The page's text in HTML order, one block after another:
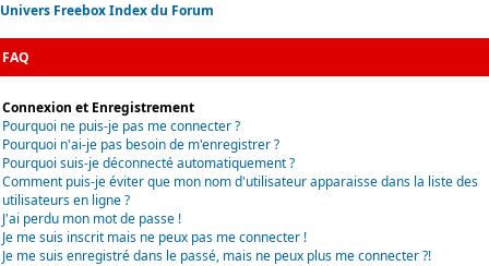
Univers Freebox Index du Forum
FAQ
Connexion et Enregistrement
Pourquoi ne puis-je pas me connecter ?
Pourquoi n'ai-je pas besoin de m'enregistrer ?
Pourquoi suis-je déconnecté automatiquement ?
Comment puis-je éviter que mon nom d'utilisateur apparaisse dans la liste des
utilisateurs en ligne ?
J'ai perdu mon mot de passe !
Je me suis inscrit mais ne peux pas me connecter !
Je me suis enregistré dans le passé, mais ne peux plus me connecter ?!